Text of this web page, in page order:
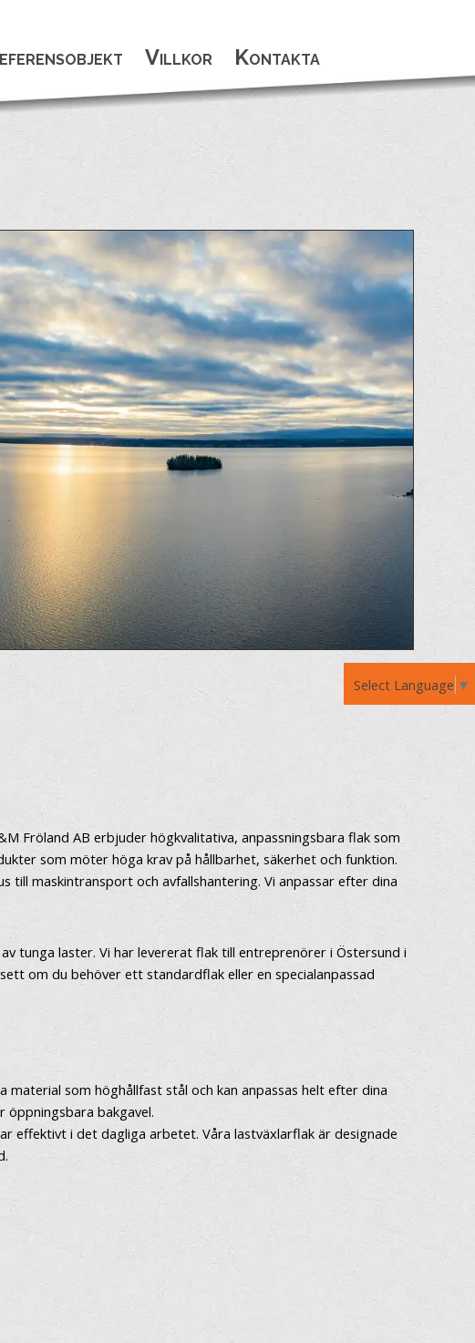
Villkor Kontakta
Select Language ▼
Fröland AB erbjuder högkvalitativa, anpassningsbara flak som
som möter höga krav på hållbarhet, säkerhet och funktion.
maskintransport och avfallshantering. Vi anpassar efter dina
tunga laster. Vi har levererat flak till entreprenörer i Östersund i
om du behöver ett standardflak eller en specialanpassad
som höghållfast stål och kan anpassas helt efter dina
bakgavel.
effektivt i det dagliga arbetet. Våra lastväxlarflak är designade